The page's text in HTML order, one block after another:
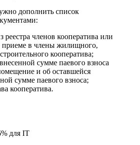
дополнить список
реестра членов кооператива или
приеме в члены жилищного,
кооператива;
сумме паевого взноса
и об оставшейся
сумме паевого взноса;
кооператива.
для IT